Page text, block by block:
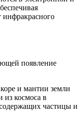
инфракрасного
появление
и мантии земли
из космоса в
частицы и